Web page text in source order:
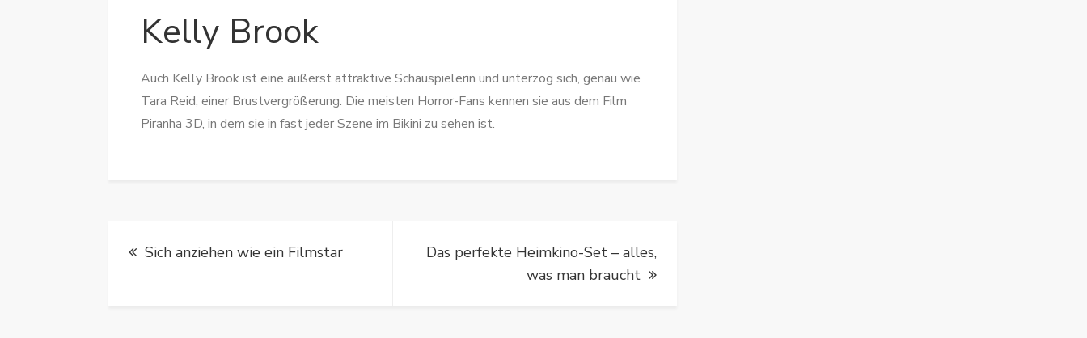
Kelly Brook
Auch Kelly Brook ist eine äußerst attraktive Schauspielerin und unterzog sich, genau wie
Tara Reid, einer Brustvergrößerung. Die meisten Horror-Fans kennen sie aus dem Film
Piranha 3D, in dem sie in fast jeder Szene im Bikini zu sehen ist.
Beitragsnavigation
Sich anziehen wie ein Filmstar
Das perfekte Heimkino-Set – alles,
was man braucht